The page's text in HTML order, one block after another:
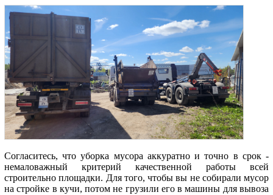
Согласитесь, что уборка мусора аккуратно и точно в срок -
немаловажный критерий качественной работы всей
строительно площадки. Для того, чтобы вы не собирали мусор
на стройке в кучи, потом не грузили его в машины для вывоза